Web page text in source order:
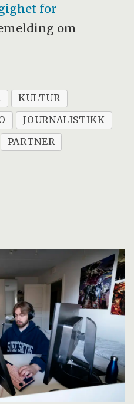
for
om
KULTUR
JOURNALISTIKK
PARTNER